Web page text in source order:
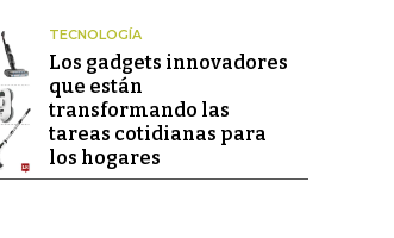
TECNOLOGÍA
Los gadgets innovadores
que están
transformando las
tareas cotidianas para
los hogares